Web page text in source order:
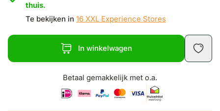
thuis.
Te bekijken in 16 XXL Experience Stores
In winkelwagen
Betaal gemakkelijk met o.a.